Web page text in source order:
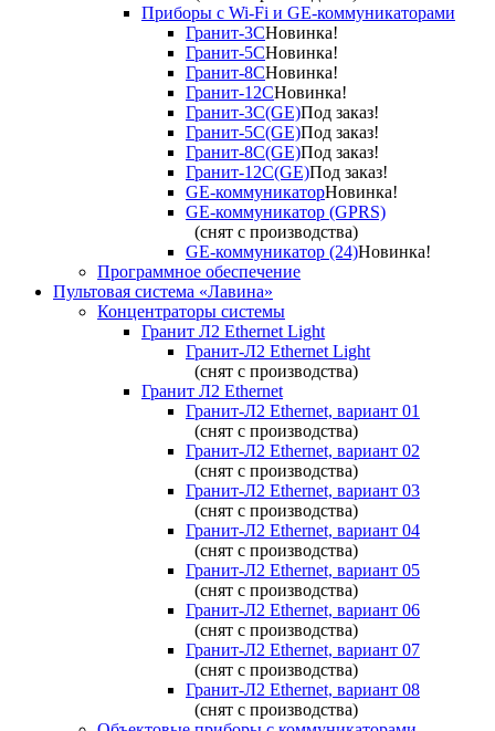
Приборы с Wi-Fi и GE-коммуникаторами
Гранит-3СНовинка!
Гранит-5СНовинка!
Гранит-8СНовинка!
Гранит-12СНовинка!
Гранит-3С(GE)Под заказ!
Гранит-5С(GE)Под заказ!
Гранит-8С(GE)Под заказ!
Гранит-12С(GE)Под заказ!
GE-коммуникаторНовинка!
GE-коммуникатор (GPRS)
(снят с производства)
GE-коммуникатор (24)Новинка!
Программное обеспечение
Пультовая система «Лавина»
Концентраторы системы
Гранит Л2 Ethernet Light
Гранит-Л2 Ethernet Light
(снят с производства)
Гранит Л2 Ethernet
Гранит-Л2 Ethernet, вариант 01
(снят с производства)
Гранит-Л2 Ethernet, вариант 02
(снят с производства)
Гранит-Л2 Ethernet, вариант 03
(снят с производства)
Гранит-Л2 Ethernet, вариант 04
(снят с производства)
Гранит-Л2 Ethernet, вариант 05
(снят с производства)
Гранит-Л2 Ethernet, вариант 06
(снят с производства)
Гранит-Л2 Ethernet, вариант 07
(снят с производства)
Гранит-Л2 Ethernet, вариант 08
(снят с производства)